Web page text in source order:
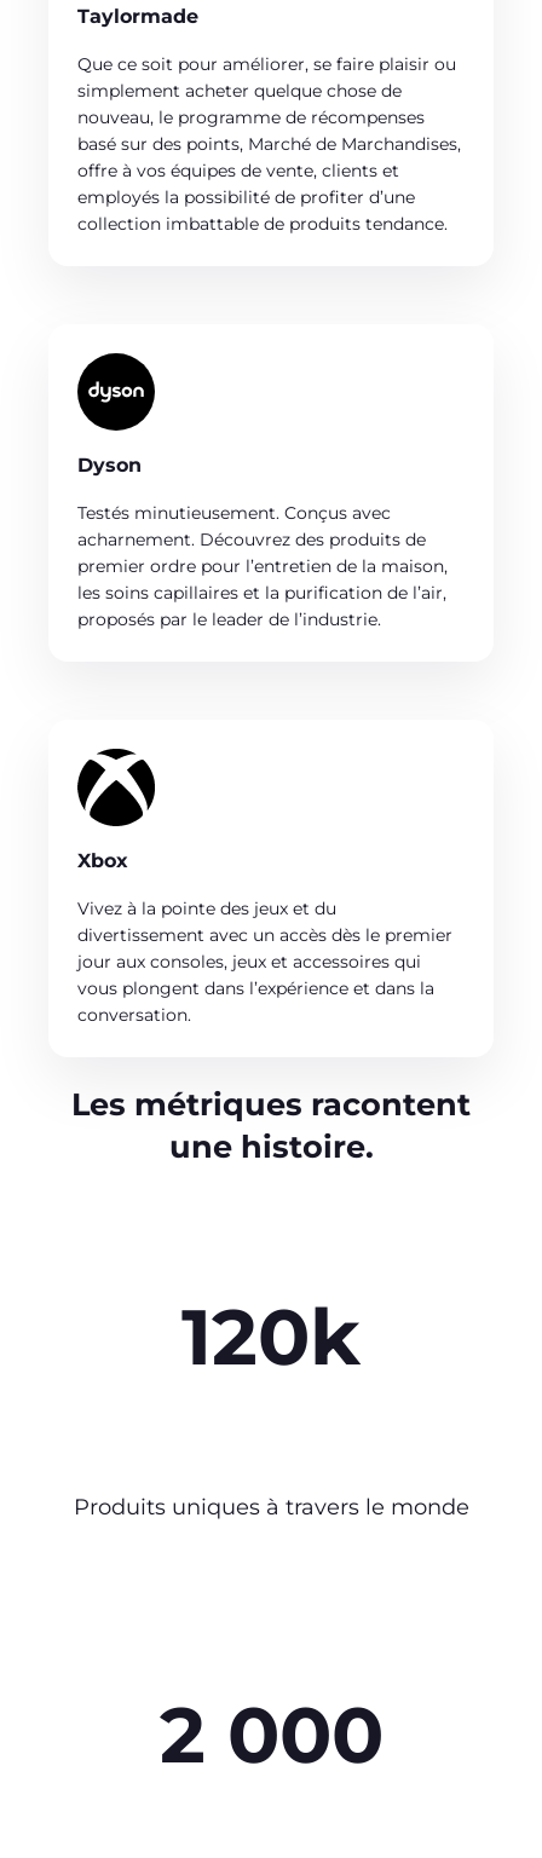
Taylormade
Que ce soit pour améliorer, se faire plaisir ou
simplement acheter quelque chose de
nouveau, le programme de récompenses
basé sur des points, Marché de Marchandises,
offre à vos équipes de vente, clients et
employés la possibilité de profiter d’une
collection imbattable de produits tendance.
Dyson
Testés minutieusement. Conçus avec
acharnement. Découvrez des produits de
premier ordre pour l’entretien de la maison,
les soins capillaires et la purification de l’air,
proposés par le leader de l’industrie.
Xbox
Vivez à la pointe des jeux et du
divertissement avec un accès dès le premier
jour aux consoles, jeux et accessoires qui
vous plongent dans l’expérience et dans la
conversation.
Les métriques racontent
une histoire.
120k
Produits uniques à travers le monde
2 000